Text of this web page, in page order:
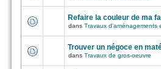
Refaire la couleur de ma
dans Travaux d'aménagements
Trouver un négoce en
dans Travaux de gros-oeuvre